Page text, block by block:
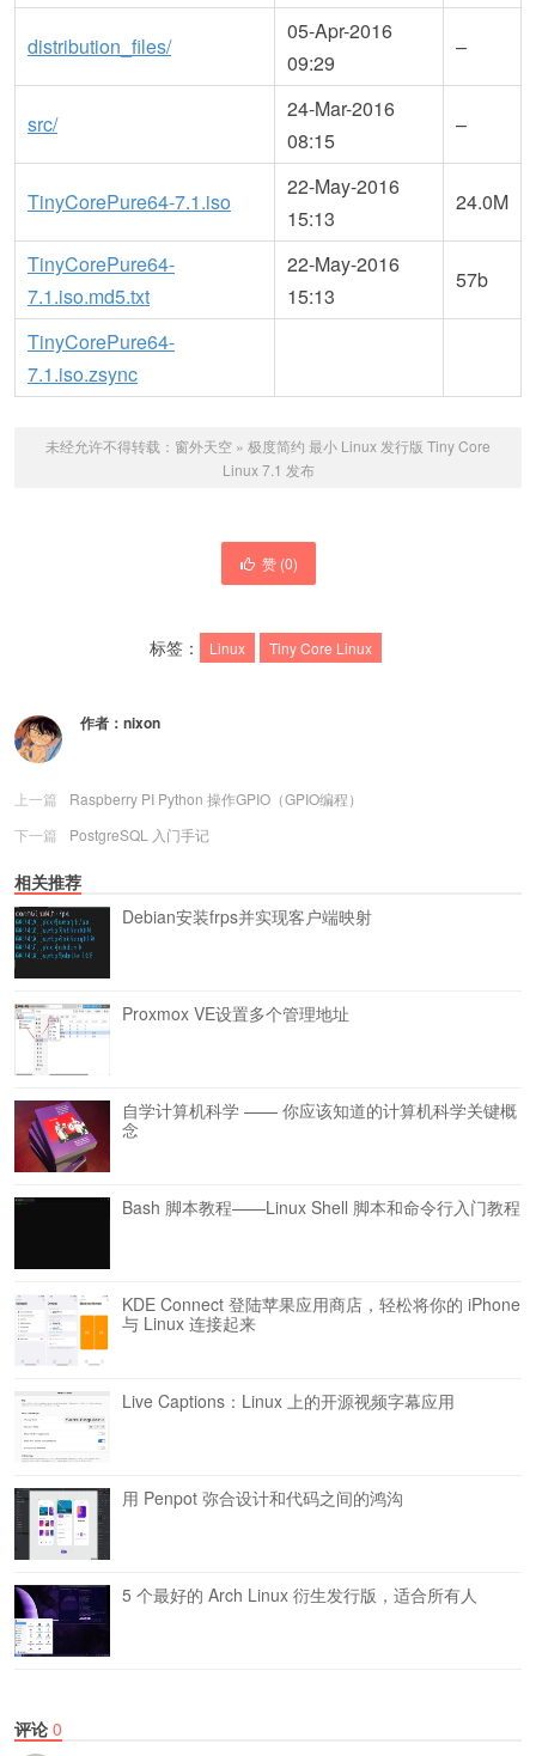
distribution_files/
05-Apr-2016
09:29
–
src/
24-Mar-2016
08:15
–
TinyCorePure64-7.1.iso
22-May-2016
15:13
24.0M
TinyCorePure64-
7.1.iso.md5.txt
22-May-2016
15:13
57b
TinyCorePure64-
7.1.iso.zsync
未经允许不得转载： 窗外天空 » 极度简约 最小 Linux 发行版 Tiny Core
Linux 7.1 发布
赞 (0)
标签： Linux Tiny Core Linux
作者： nixon
上一篇
Raspberry PI Python 操作GPIO（GPIO编程）
下一篇
PostgreSQL 入门手记
相关推荐
Debian安装frps并实现客户端映射
Proxmox VE设置多个管理地址
自学计算机科学 —— 你应该知道的计算机科学关键概
念
Bash 脚本教程——Linux Shell 脚本和命令行入门教程
KDE Connect 登陆苹果应用商店，轻松将你的 iPhone
与 Linux 连接起来
Live Captions：Linux 上的开源视频字幕应用
用 Penpot 弥合设计和代码之间的鸿沟
5 个最好的 Arch Linux 衍生发行版，适合所有人
评论 0